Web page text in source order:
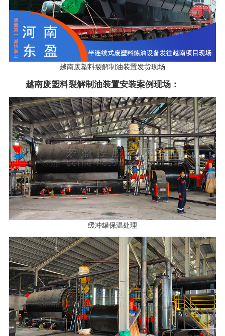
越南废塑料裂解制油装置发货现场
越南废塑料裂解制油装置安装案例现场：
缓冲罐保温处理